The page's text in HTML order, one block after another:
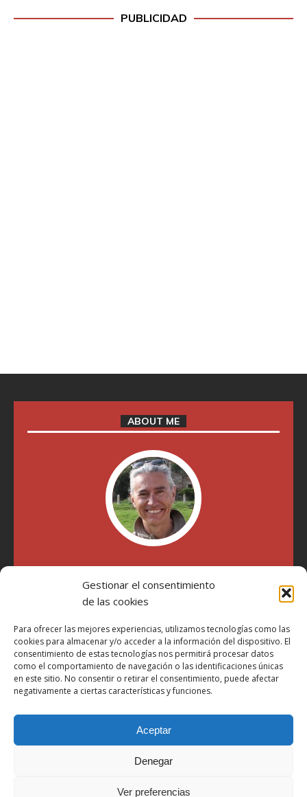
Gestionar el consentimiento
de las cookies
Para ofrecer las mejores experiencias, utilizamos tecnologías como las
cookies para almacenar y/o acceder a la información del dispositivo. El
consentimiento de estas tecnologías nos permitirá procesar datos
como el comportamiento de navegación o las identificaciones únicas
en este sitio. No consentir o retirar el consentimiento, puede afectar
negativamente a ciertas características y funciones.
Aceptar
Denegar
Ver preferencias
PUBLICIDAD
ABOUT ME
"Soy Manel Hospido, nací en Valencia en 1969 y desde el
año 2007 he escrito sobre motos en distintos medios.
Millatrece.com es una apuesta por escribir sobre lo que me
participa"
Aviso Legal
Política de Privacidad
Más Información sobre Cookies